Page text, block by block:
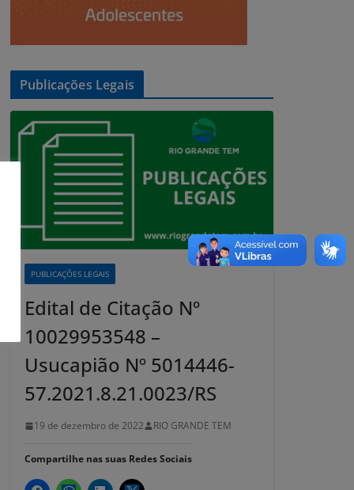
Publicações Legais
PUBLICAÇÕES LEGAIS
Edital de Citação Nº
10029953548 –
Usucapião Nº 5014446-
57.2021.8.21.0023/RS
19 de dezembro de 2022 RIO GRANDE TEM
Compartilhe nas suas Redes Sociais